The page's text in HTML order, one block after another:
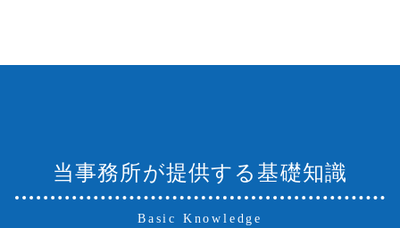
当事務所が提供する基礎知識
Basic Knowledge